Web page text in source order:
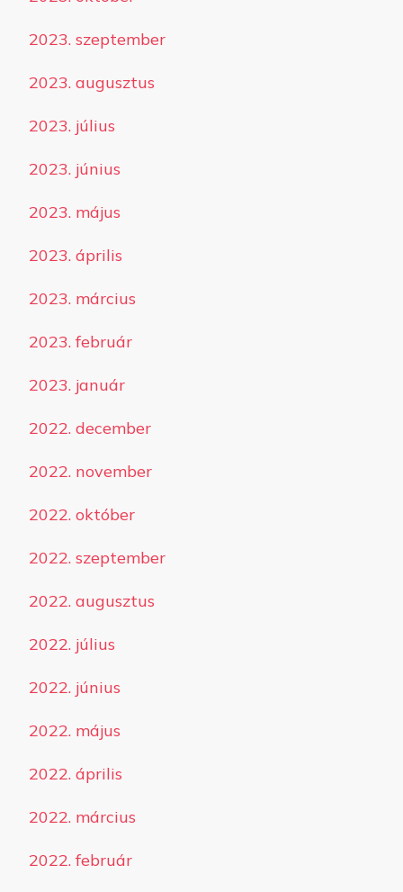
2023. szeptember
2023. augusztus
2023. július
2023. június
2023. május
2023. április
2023. március
2023. február
2023. január
2022. december
2022. november
2022. október
2022. szeptember
2022. augusztus
2022. július
2022. június
2022. május
2022. április
2022. március
2022. február